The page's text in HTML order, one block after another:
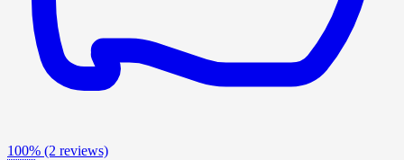
100% (2 reviews)